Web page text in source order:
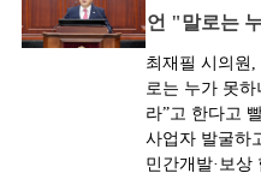
언 "말로는
최재필 시의원,
로는 누가 못
라”고 한다고
사업자 발굴하
민간개발·보상